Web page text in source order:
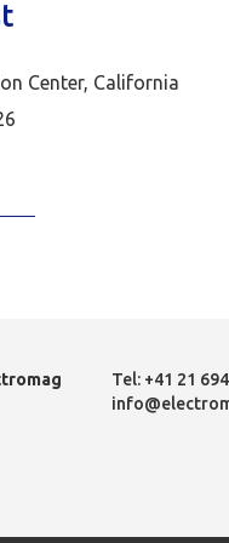
Center, California
Tel: +41 21